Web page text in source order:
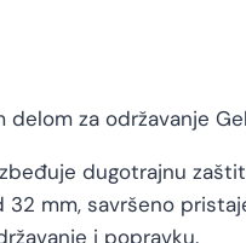
delom za održavanje
dugotrajnu
mm, savršeno
i popravku.